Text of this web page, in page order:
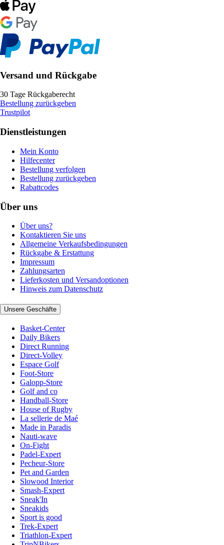
Versand und Rückgabe
30 Tage Rückgaberecht
Bestellung zurückgeben
Trustpilot
Dienstleistungen
Mein Konto
Hilfecenter
Bestellung verfolgen
Bestellung zurückgeben
Rabattcodes
Über uns
Über uns?
Kontaktieren Sie uns
Allgemeine Verkaufsbedingungen
Rückgabe & Erstattung
Impressum
Zahlungsarten
Lieferkosten und Versandoptionen
Hinweis zum Datenschutz
Unsere Geschäfte
Basket-Center
Daily Bikers
Direct Running
Direct-Volley
Espace Golf
Foot-Store
Galopp-Store
Golf and co
Handball-Store
House of Rugby
La sellerie de Maé
Made in Paradis
Nauti-wave
On-Fight
Padel-Expert
Pecheur-Store
Pet and Garden
Slowood Interior
Smash-Expert
Sneak'In
Sneakids
Sport is good
Trek-Expert
Triathlon-Expert